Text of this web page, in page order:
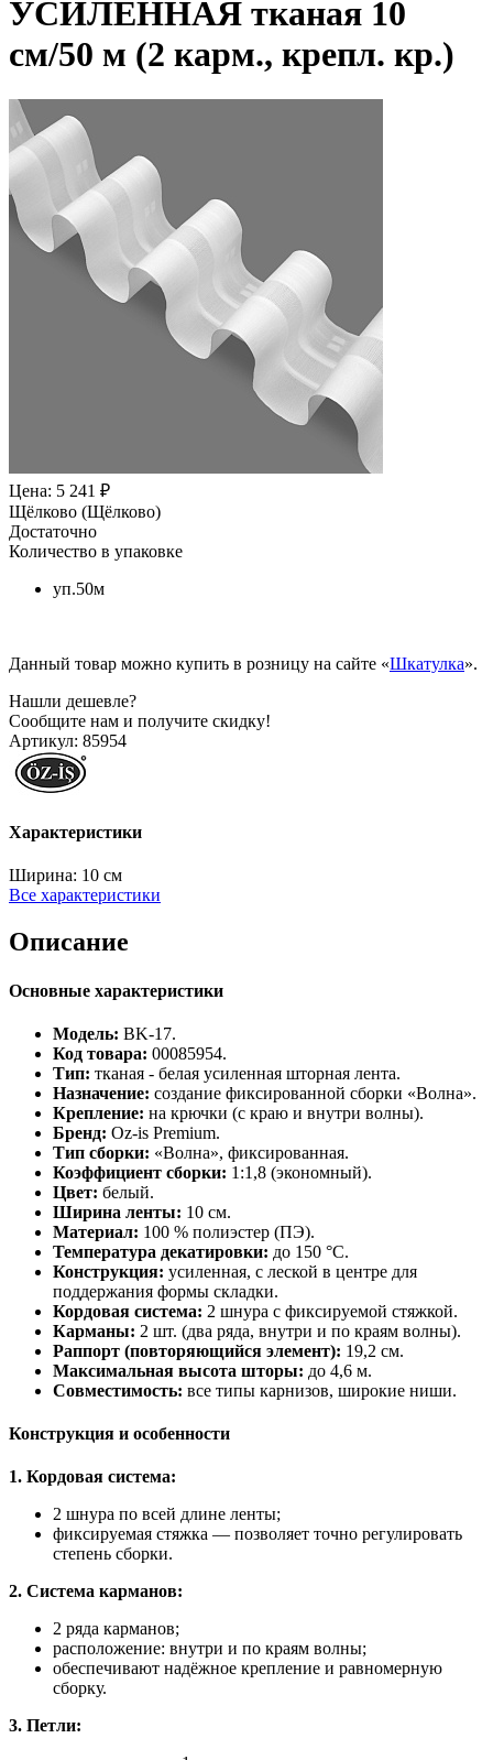
УСИЛЕННАЯ тканая 10
см/50 м (2 карм., крепл. кр.)
Цена: 5 241 ₽
Щёлково (Щёлково)
Достаточно
Количество в упаковке
уп.50м
Данный товар можно купить в розницу на сайте «Шкатулка».
Нашли дешевле?
Сообщите нам и получите скидку!
Артикул: 85954
Характеристики
Ширина: 10 см
Все характеристики
Описание
Основные характеристики
Модель: BK‑17.
Код товара: 00085954.
Тип: тканая - белая усиленная шторная лента.
Назначение: создание фиксированной сборки «Волна».
Крепление: на крючки (с краю и внутри волны).
Бренд: Oz‑is Premium.
Тип сборки: «Волна», фиксированная.
Коэффициент сборки: 1:1,8 (экономный).
Цвет: белый.
Ширина ленты: 10 см.
Материал: 100 % полиэстер (ПЭ).
Температура декатировки: до 150 °C.
Конструкция: усиленная, с леской в центре для
поддержания формы складки.
Кордовая система: 2 шнура с фиксируемой стяжкой.
Карманы: 2 шт. (два ряда, внутри и по краям волны).
Раппорт (повторяющийся элемент): 19,2 см.
Максимальная высота шторы: до 4,6 м.
Совместимость: все типы карнизов, широкие ниши.
Конструкция и особенности
1. Кордовая система:
2 шнура по всей длине ленты;
фиксируемая стяжка — позволяет точно регулировать
степень сборки.
2. Система карманов:
2 ряда карманов;
расположение: внутри и по краям волны;
обеспечивают надёжное крепление и равномерную
сборку.
3. Петли: